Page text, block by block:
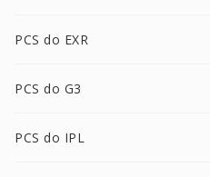
PCS do EXR
PCS do G3
PCS do IPL